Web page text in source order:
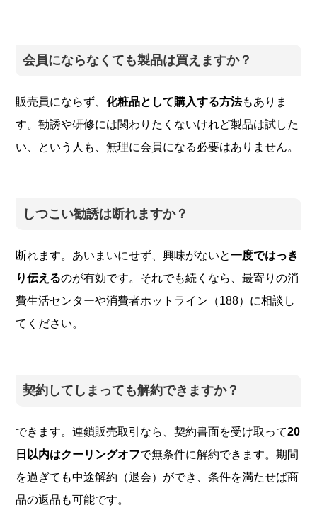
会員にならなくても製品は買えますか？
販売員にならず、化粧品として購入する方法もありま
す。勧誘や研修には関わりたくないけれど製品は試した
い、という人も、無理に会員になる必要はありません。
しつこい勧誘は断れますか？
断れます。あいまいにせず、興味がないと一度ではっき
り伝えるのが有効です。それでも続くなら、最寄りの消
費生活センターや消費者ホットライン（188）に相談し
てください。
契約してしまっても解約できますか？
できます。連鎖販売取引なら、契約書面を受け取って20
日以内はクーリングオフで無条件に解約できます。期間
を過ぎても中途解約（退会）ができ、条件を満たせば商
品の返品も可能です。